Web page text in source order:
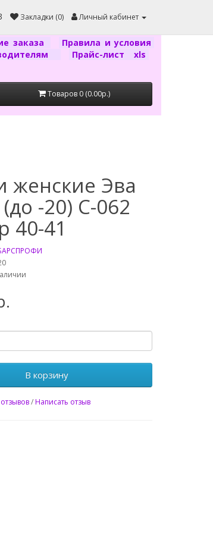
Закладки (0) Личный кабинет
заказа
Правила и условия
Прайс-лист xls
Товаров 0 (0.00р.)
женские Эва
-20) С-062
40-41
В корзину
/Написать отзыв